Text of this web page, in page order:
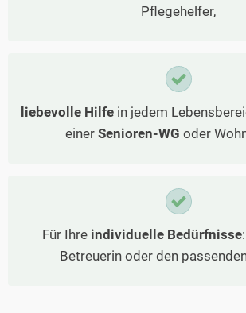
Pflegehelfer,
liebevolle Hilfe in jedem
einer Senioren-WG oder
Für Ihre individuelle Bedürfnisse
Betreuerin oder den